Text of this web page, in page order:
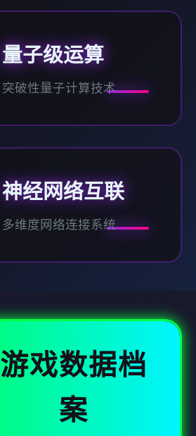
量子级运算
突破性量子计算技术
神经网络互联
多维度网络连接系统
游戏数据档
案